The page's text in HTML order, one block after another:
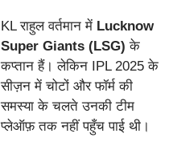
KL राहुल वर्तमान में Lucknow
Super Giants (LSG) के
कप्तान हैं। लेकिन IPL 2025 के
सीज़न में चोटों और फॉर्म की
समस्या के चलते उनकी टीम
प्लेऑफ़ तक नहीं पहुँच पाई थी।